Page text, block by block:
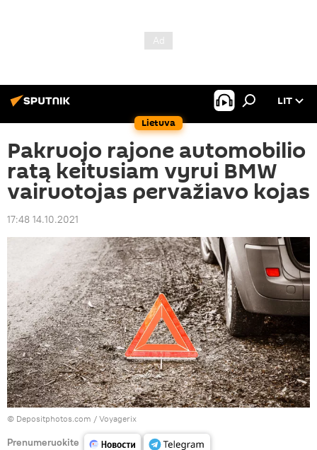
Lietuva
LIT
Pakruojo rajone automobilio
ratą keitusiam vyrui BMW
vairuotojas pervažiavo kojas
17:48 14.10.2021
© Depositphotos.com / Voyagerix
Prenumeruokite